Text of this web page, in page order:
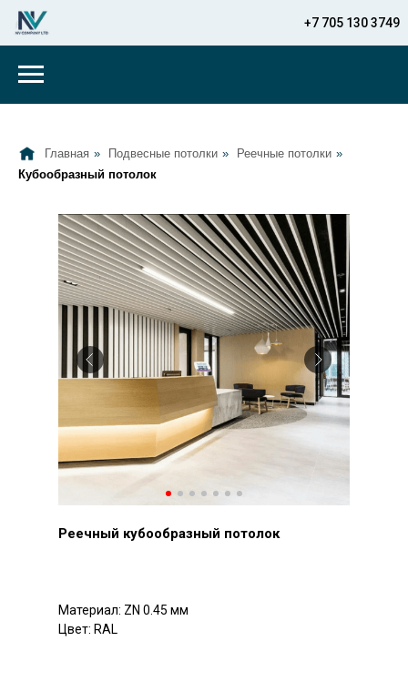
+7 705 130 3749
Главная » Подвесные потолки » Реечные потолки »
Кубообразный потолок
Реечный кубообразный потолок
Материал: ZN 0.45 мм
Цвет: RAL